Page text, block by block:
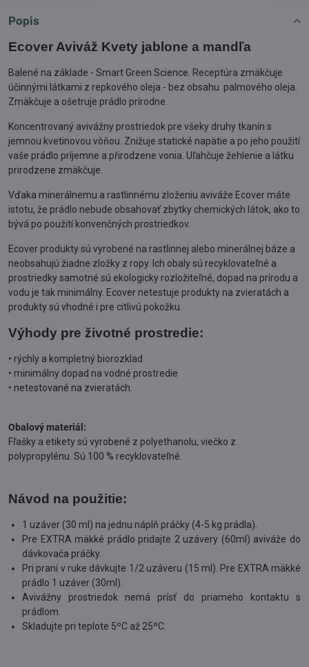
Popis
Ecover Aviváž Kvety jablone a mandľa
Balené na základe - Smart Green Science. Receptúra zmäkčuje
účinnými látkami z repkového oleja - bez obsahu palmového oleja.
Zmäkčuje a ošetruje prádlo prírodne.
Koncentrovaný avivážny prostriedok pre všeky druhy tkanín s
jemnou kvetinovou vôňou. Znižuje statické napätie a po jeho použití
vaše prádlo príjemne a přirodzene vonia. Uľahčuje žehlenie a látku
prirodzene zmäkčuje.
Vďaka minerálnemu a rastlinnému zloženiu aviváže Ecover máte
istotu, že prádlo nebude obsahovať zbytky chemických látok, ako to
bývá po použití konvenčných prostriedkov.
Ecover produkty sú vyrobené na rastlinnej alebo minerálnej báze a
neobsahujú žiadne zložky z ropy. Ich obaly sú recyklovateľné a
prostriedky samotné sú ekologicky rozložiteľné, dopad na prírodu a
vodu je tak minimálny. Ecover netestuje produkty na zvieratách a
produkty sú vhodné i pre citlivú pokožku.
Výhody pre životné prostredie:
• rýchly a kompletný biorozklad
• minimálny dopad na vodné prostredie
• netestované na zvieratách.
Obalový materiál:
Fľašky a etikety sú vyrobené z polyethanolu, viečko z
polypropylénu. Sú 100 % recyklovateľné.
Návod na použitie:
1 uzáver (30 ml) na jednu náplň práčky (4-5 kg prádla).
Pre EXTRA mäkké prádlo pridajte 2 uzávery (60ml) aviváže do
dávkovača práčky.
Pri praní v ruke dávkujte 1/2 uzáveru (15 ml). Pre EXTRA mäkké
prádlo 1 uzáver (30ml).
Avivážny prostriedok nemá prísť do priameho kontaktu s
prádlom.
Skladujte pri teplote 5ºC až 25ºC.